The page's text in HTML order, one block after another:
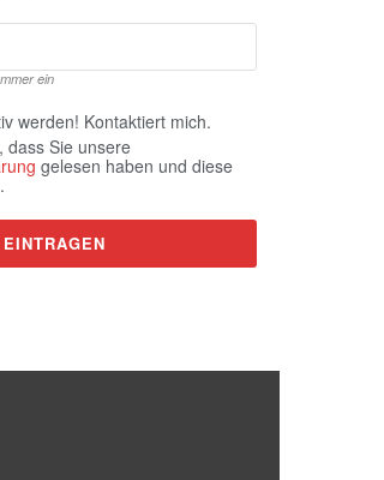
ein
werden! Kontaktiert mich.
dass Sie unsere
gelesen haben und diese